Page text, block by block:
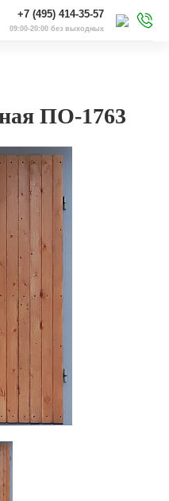
+7 (495) 414-35-57
09:00-20:00 без выходных
ПО-1763